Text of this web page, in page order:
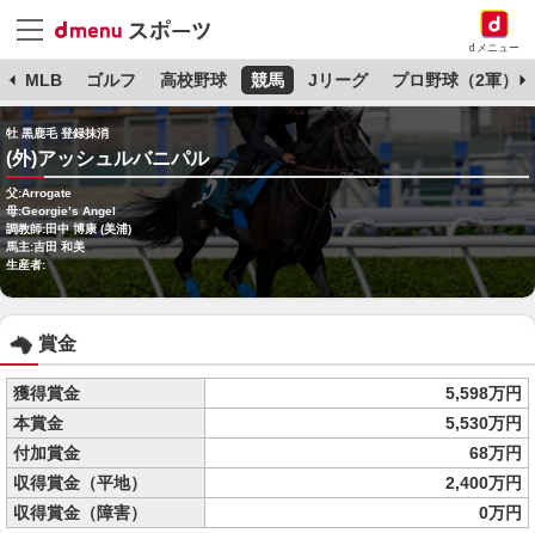
dメニュー
MLB ゴルフ 高校野球 競馬 Jリーグ プロ野球（2軍）
牡 黒鹿毛 登録抹消
(外)アッシュルバニパル
父:Arrogate
母:Georgie’s Angel
調教師:田中 博康 (美浦)
馬主:吉田 和美
生産者:
賞金
獲得賞金
5,598万円
本賞金
5,530万円
付加賞金
68万円
収得賞金（平地）
2,400万円
収得賞金（障害）
0万円